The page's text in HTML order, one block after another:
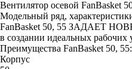
Вентилятор осевой FanBasket
Модельный ряд,
FanBasket 50, 55 ЗАДАЕТ
в создании идеальных
Преимущества FanBasket 50, 55:
Корпус